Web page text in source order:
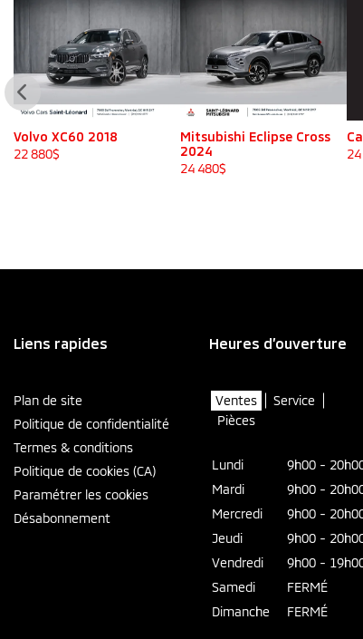
Volvo XC60 2018
22 880$
Mitsubishi Eclipse Cross
2024
24 480$
Liens rapides
Plan de site
Politique de confidentialité
Termes & conditions
Politique de cookies (CA)
Paramétrer les cookies
Désabonnement
Heures d’ouverture
Ventes
Service
Pièces
Lundi
9h00 -
Mardi
9h00 -
Mercredi
9h00 -
Jeudi
9h00 -
Vendredi
9h00 -
Samedi
FERMÉ
Dimanche
FERMÉ